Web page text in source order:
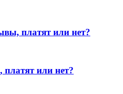
платят или нет?
или нет?